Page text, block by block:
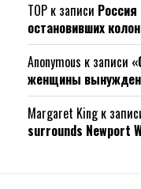
ТОР к записи Россия
остановивших
Anonymous к записи
женщины
Margaret Kingк
surrounds Newport